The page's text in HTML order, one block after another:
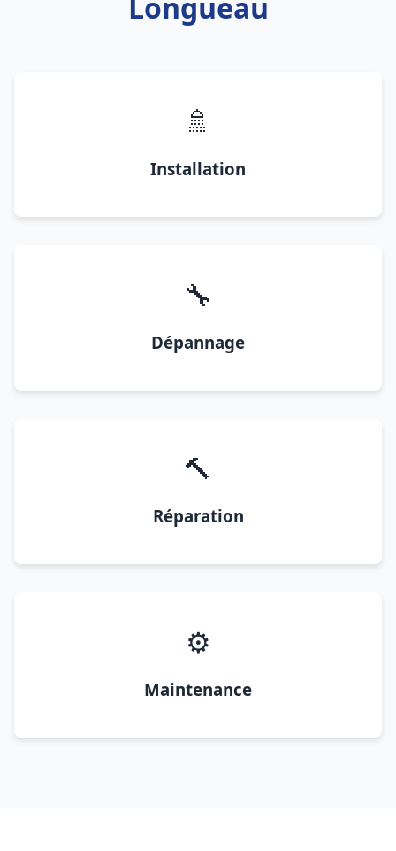
🚿
Installation
🔧
Dépannage
🔨
Réparation
⚙️
Maintenance